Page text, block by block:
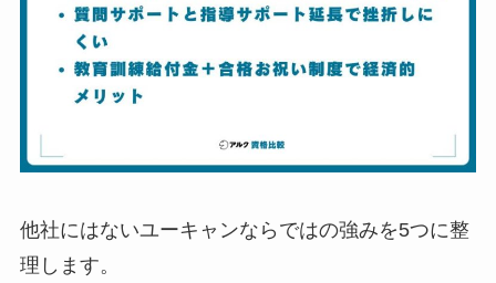
他社にはないユーキャンならではの強みを5つに整
理します。